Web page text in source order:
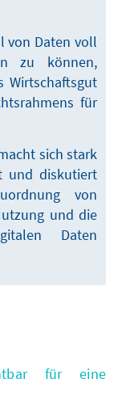
von Daten voll
zu können,
Wirtschaftsgut
für
sich stark
und diskutiert
von
und die
Daten
für eine